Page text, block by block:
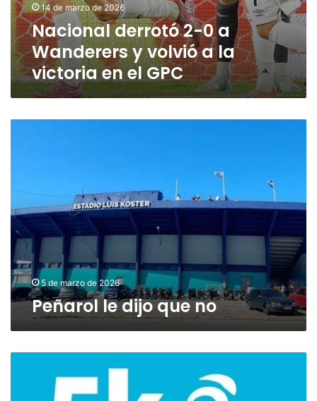
14 de marzo de 2026
Nacional derrotó 2-0 a
Wanderers y volvió a la
victoria en el GPC
5 de marzo de 2026
Peñarol le dijo que no